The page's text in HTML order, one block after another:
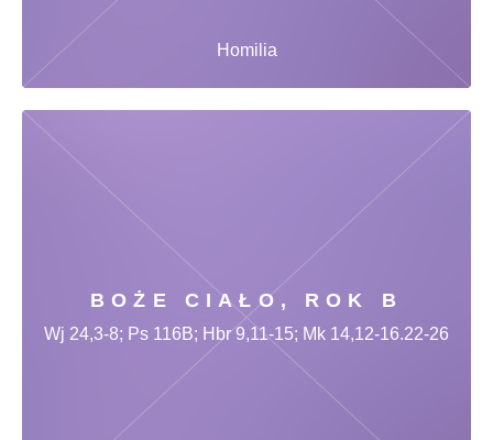
Homilia
BOŻE CIAŁO, ROK B
Wj 24,3-8; Ps 116B; Hbr 9,11-15; Mk 14,12-16.22-26